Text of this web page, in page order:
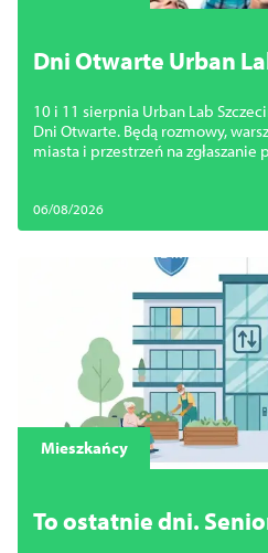
Dni Otwarte Urban
przyszłości miasta i
pomysły
10 i 11 sierpnia Urban Lab
Dni Otwarte. Będą rozmowy,
miasta i przestrzeń na zgłaszanie
06/08/2026
Mieszkańcy
To ostatnie dni.